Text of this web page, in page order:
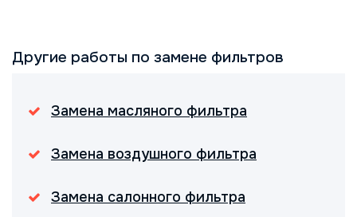
Другие работы по замене фильтров
Замена масляного фильтра
Замена воздушного фильтра
Замена салонного фильтра